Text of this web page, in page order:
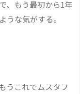
、もう最初から1年
うな気がする。
うこれでムスタフ